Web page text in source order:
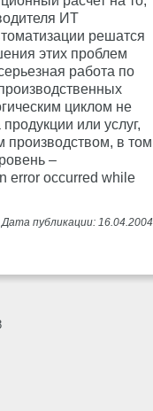
ИТ
решатся
этих проблем
работа по
циклом не
или услуг,
производством, в том
–
error occurred while